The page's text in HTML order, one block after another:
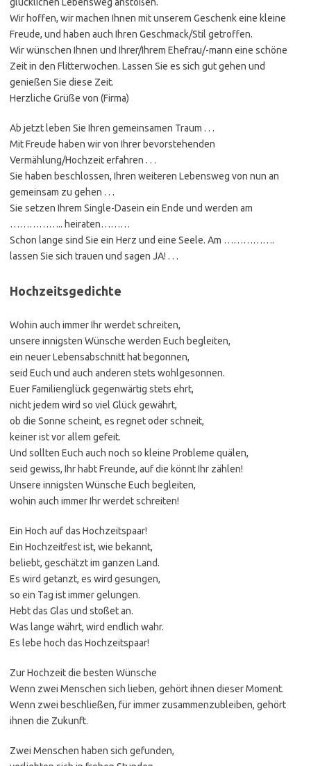
Wir hoffen, wir machen Ihnen mit unserem Geschenk eine kleine
Freude, und haben auch Ihren Geschmack/Stil getroffen.
Wir wünschen Ihnen und Ihrer/Ihrem Ehefrau/-mann eine schöne
Zeit in den Flitterwochen. Lassen Sie es sich gut gehen und
genießen Sie diese Zeit.
Herzliche Grüße von (Firma)
Ab jetzt leben Sie Ihren gemeinsamen Traum . . .
Mit Freude haben wir von Ihrer bevorstehenden
Vermählung/Hochzeit erfahren . . .
Sie haben beschlossen, Ihren weiteren Lebensweg von nun an
gemeinsam zu gehen . . .
Sie setzen Ihrem Single-Dasein ein Ende und werden am
…………….. heiraten………
Schon lange sind Sie ein Herz und eine Seele. Am …………….
lassen Sie sich trauen und sagen JA! . . .
Hochzeitsgedichte
Wohin auch immer Ihr werdet schreiten,
unsere innigsten Wünsche werden Euch begleiten,
ein neuer Lebensabschnitt hat begonnen,
seid Euch und auch anderen stets wohlgesonnen.
Euer Familienglück gegenwärtig stets ehrt,
nicht jedem wird so viel Glück gewährt,
ob die Sonne scheint, es regnet oder schneit,
keiner ist vor allem gefeit.
Und sollten Euch auch noch so kleine Probleme quälen,
seid gewiss, Ihr habt Freunde, auf die könnt Ihr zählen!
Unsere innigsten Wünsche Euch begleiten,
wohin auch immer Ihr werdet schreiten!
Ein Hoch auf das Hochzeitspaar!
Ein Hochzeitfest ist, wie bekannt,
beliebt, geschätzt im ganzen Land.
Es wird getanzt, es wird gesungen,
so ein Tag ist immer gelungen.
Hebt das Glas und stoßet an.
Was lange währt, wird endlich wahr.
Es lebe hoch das Hochzeitspaar!
Zur Hochzeit die besten Wünsche
Wenn zwei Menschen sich lieben, gehört ihnen dieser Moment.
Wenn zwei beschließen, für immer zusammenzubleiben, gehört
ihnen die Zukunft.
Zwei Menschen haben sich gefunden,